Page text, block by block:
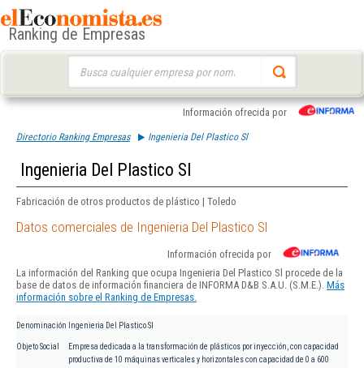
Ranking de Empresas
Información ofrecida por
Directorio Ranking Empresas Ingenieria Del Plastico Sl
Ingenieria Del Plastico Sl
Fabricación de otros productos de plástico | Toledo
Datos comerciales de Ingenieria Del Plastico Sl
Información ofrecida por
La información del Ranking que ocupa Ingenieria Del Plastico Sl procede de la
base de datos de información financiera de INFORMA D&B S.A.U. (S.M.E.). Más
información sobre el Ranking de Empresas.
Denominación Ingenieria Del Plastico Sl
Objeto Social
Empresa dedicada a la transformación de plásticos por inyección, con capacidad
productiva de 10 máquinas verticales y horizontales con capacidad de 0 a 600